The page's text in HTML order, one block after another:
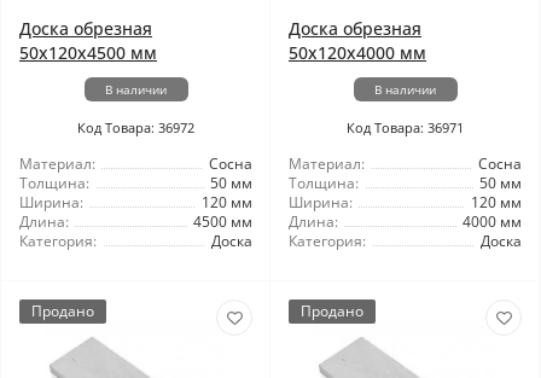
Доска обрезная
50x120x4500 мм
В наличии
Код Товара: 36972
Материал:
Сосна
Толщина:
50 мм
Ширина:
120 мм
Длина:
4500 мм
Категория:
Доска
Доска обрезная
50x120x4000 мм
В наличии
Код Товара: 36971
Материал:
Сосна
Толщина:
50 мм
Ширина:
120 мм
Длина:
4000 мм
Категория:
Доска
Продано Продано